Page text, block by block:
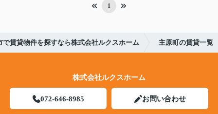
1
で賃貸物件を探すなら株式会社ルクスホーム 主原町の賃貸一覧
株式会社ルクスホーム
072-646-8985 お問い合わせ